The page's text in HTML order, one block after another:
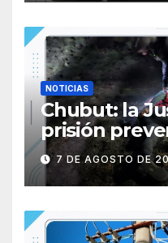
NOTICIAS
Chubut: la
prisión
los tres
mientras
7 DE AGOSTO DE